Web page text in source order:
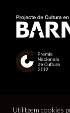
Utilitzem cookies